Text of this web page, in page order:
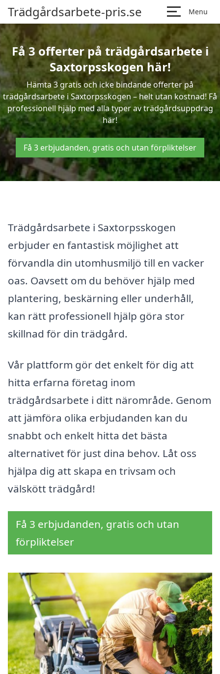
Trädgårdsarbete-pris.se Menu
Få 3 offerter på trädgårdsarbete i
Saxtorpsskogen här!
Hämta 3 gratis och icke bindande offerter på
trädgårdsarbete i Saxtorpsskogen – helt utan kostnad! Få
professionell hjälp med alla typer av trädgårdsuppdrag
här!
Få 3 erbjudanden, gratis och utan förpliktelser
Trädgårdsarbete i Saxtorpsskogen
erbjuder en fantastisk möjlighet att
förvandla din utomhusmiljö till en vacker
oas. Oavsett om du behöver hjälp med
plantering, beskärning eller underhåll,
kan rätt professionell hjälp göra stor
skillnad för din trädgård.
Vår plattform gör det enkelt för dig att
hitta erfarna företag inom
trädgårdsarbete i ditt närområde. Genom
att jämföra olika erbjudanden kan du
snabbt och enkelt hitta det bästa
alternativet för just dina behov. Låt oss
hjälpa dig att skapa en trivsam och
välskött trädgård!
Få 3 erbjudanden, gratis och utan
förpliktelser